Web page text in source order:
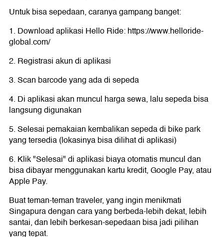
Untuk bisa sepedaan, caranya gampang banget:
1. Download aplikasi Hello Ride: https://www.helloride-
global.com/
2. Registrasi akun di aplikasi
3. Scan barcode yang ada di sepeda
4. Di aplikasi akan muncul harga sewa, lalu sepeda bisa
langsung digunakan
5. Selesai pemakaian kembalikan sepeda di bike park
yang tersedia (lokasinya bisa dilihat di aplikasi)
6. Klik "Selesai" di aplikasi biaya otomatis muncul dan
bisa dibayar menggunakan kartu kredit, Google Pay, atau
Apple Pay.
Buat teman-teman traveler, yang ingin menikmati
Singapura dengan cara yang berbeda-lebih dekat, lebih
santai, dan lebih berkesan-sepedaan bisa jadi pilihan
yang tepat.